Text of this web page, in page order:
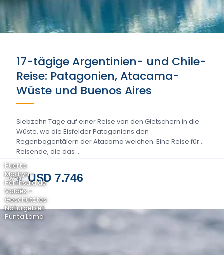
17-tägige Argentinien- und Chile-
Reise: Patagonien, Atacama-
Wüste und Buenos Aires
Siebzehn Tage auf einer Reise von den Gletschern in die
Wüste, wo die Eisfelder Patagoniens den
Regenbogentälern der Atacama weichen. Eine Reise für
Reisende, die das …
VON USD 7.746
Puerto
Madryn -
Península de
Valdés -
Geschütztes
Naturgebiet
Punta Loma